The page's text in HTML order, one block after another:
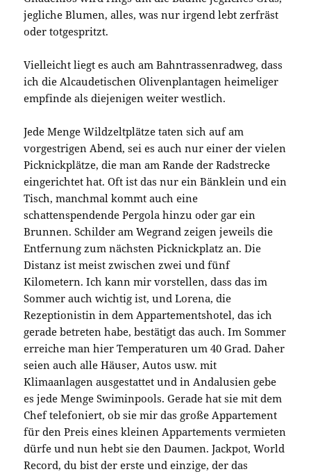
jegliche Blumen, alles, was nur irgend lebt zerfräst
oder totgespritzt.
Vielleicht liegt es auch am Bahntrassenradweg, dass
ich die Alcaudetischen Olivenplantagen heimeliger
empfinde als diejenigen weiter westlich.
Jede Menge Wildzeltplätze taten sich auf am
vorgestrigen Abend, sei es auch nur einer der vielen
Picknickplätze, die man am Rande der Radstrecke
eingerichtet hat. Oft ist das nur ein Bänklein und ein
Tisch, manchmal kommt auch eine
schattenspendende Pergola hinzu oder gar ein
Brunnen. Schilder am Wegrand zeigen jeweils die
Entfernung zum nächsten Picknickplatz an. Die
Distanz ist meist zwischen zwei und fünf
Kilometern. Ich kann mir vorstellen, dass das im
Sommer auch wichtig ist, und Lorena, die
Rezeptionistin in dem Appartementshotel, das ich
gerade betreten habe, bestätigt das auch. Im Sommer
erreiche man hier Temperaturen um 40 Grad. Daher
seien auch alle Häuser, Autos usw. mit
Klimaanlagen ausgestattet und in Andalusien gebe
es jede Menge Swiminpools. Gerade hat sie mit dem
Chef telefoniert, ob sie mir das große Appartement
für den Preis eines kleinen Appartements vermieten
dürfe und nun hebt sie den Daumen. Jackpot, World
Record, du bist der erste und einzige, der das